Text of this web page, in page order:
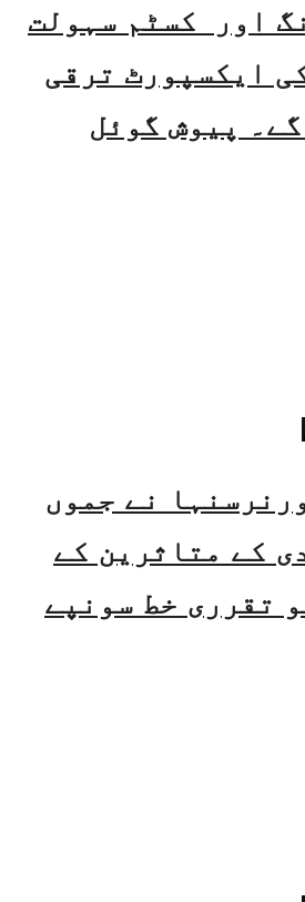
بلڈنگ اور کسٹم سہولت
ایکسپورٹ ترقی
پیوش گوئل
نے جموں
کے متاثرین کے
تقرری خط سونپے